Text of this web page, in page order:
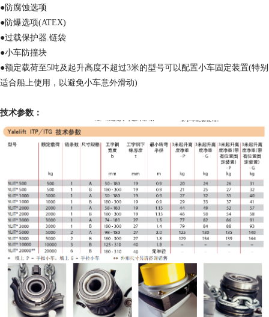
●防腐蚀选项
●防爆选项(ATEX)
●过载保护器.链袋
●小车防撞块
●额定载荷至5吨及起升高度不超过3米的型号可以配置小车固定装置(特别
适合船上使用，以避免小车意外滑动)
技术参数：